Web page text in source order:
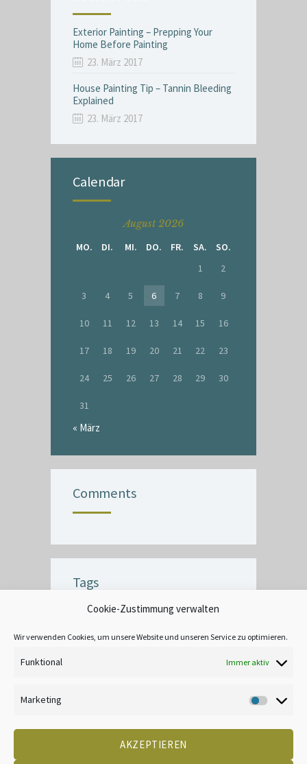
Cookie-Zustimmung verwalten
Wir verwenden Cookies, um unsere Website und unseren Service zu optimieren.
Funktional Immer aktiv
Marketing
AKZEPTIEREN
Exterior Painting – Prepping Your
Home Before Painting
23. März 2017
House Painting Tip – Tannin Bleeding
Explained
23. März 2017
Calendar
August 2026
MO.
DI. MI. DO. FR. SA.
SO.
1
2
3 4 5 6 7 8 9
10 11 12 13 14 15 16
17 18 19 20 21 22 23
24 25 26 27 28 29 30
31
« März
Comments
Tags
CRACK
CREATIVE DECOR
KONTAKT